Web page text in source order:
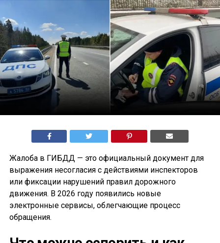
Жалоба в ГИБДД — это официальный документ для
выражения несогласия с действиями инспекторов
или фиксации нарушений правил дорожного
движения. В 2026 году появились новые
электронные сервисы, облегчающие процесс
обращения.